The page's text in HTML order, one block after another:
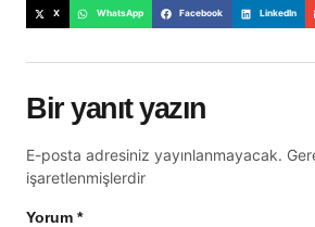
X WhatsApp Facebook LinkedIn
Bir yanıt yazın
E-posta adresiniz yayınlanmayacak.
işaretlenmişlerdir
Yorum *